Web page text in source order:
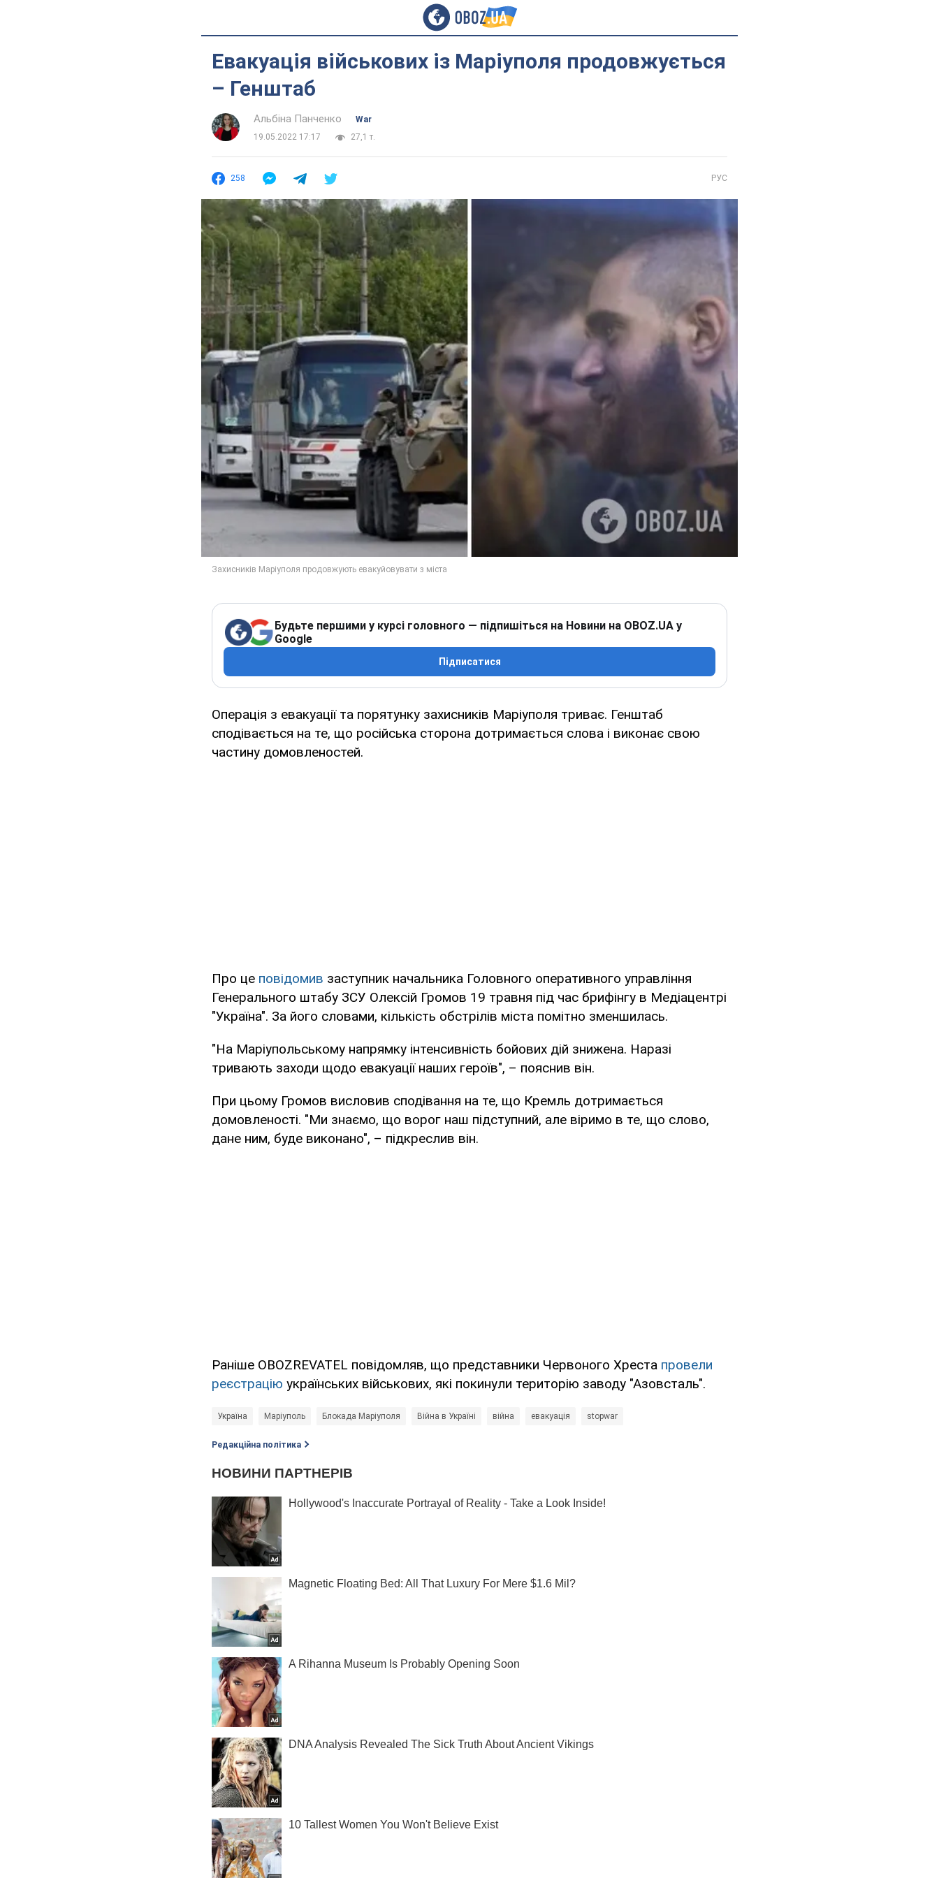
Евакуація військових із Маріуполя продовжується
– Генштаб
Альбіна Панченко
War
19.05.2022 17:17
27,1 т.
258 РУС
Будьте першими у курсі головного — підпишіться на Новини на OBOZ.UA у
Google
Підписатися
Операція з евакуації та порятунку захисників Маріуполя триває. Генштаб
сподівається на те, що російська сторона дотримається слова і виконає свою
частину домовленостей.
Про це повідомив заступник начальника Головного оперативного управління
Генерального штабу ЗСУ Олексій Громов 19 травня під час брифінгу в Медіацентрі
"Україна". За його словами, кількість обстрілів міста помітно зменшилась.
"На Маріупольському напрямку інтенсивність бойових дій знижена. Наразі
тривають заходи щодо евакуації наших героїв", – пояснив він.
При цьому Громов висловив сподівання на те, що Кремль дотримається
домовленості. "Ми знаємо, що ворог наш підступний, але віримо в те, що слово,
дане ним, буде виконано", – підкреслив він.
Раніше OBOZREVATEL повідомляв, що представники Червоного Хреста провели
реєстрацію українських військових, які покинули територію заводу "Азовсталь".
Україна Маріуполь Блокада Маріуполя Війна в Україні війна евакуація stopwar
Редакційна політика